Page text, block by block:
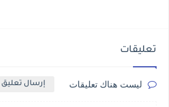
تعليقات
ليست هناك تعليقات إرسال تعليق